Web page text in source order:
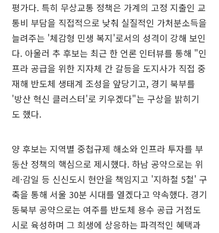
평가다. 특히 무상교통 정책은 가계의 고정 지출인 교
통비 부담을 직접적으로 낮춰 실질적인 가처분소득을
늘려주는 '체감형 민생 복지'로서의 성격이 강해 보인
다. 아울러 추 후보는 최근 한 언론 인터뷰를 통해 "인
프라 공급을 위한 지자체 간 갈등을 도지사가 직접 중
재해 반도체 생태계 조성을 앞당기고, 경기 북부를
'방산 혁신 클러스터'로 키우겠다"는 구상을 밝히기
도 했다.
양 후보는 지역별 중첩규제 해소와 인프라 투자를 부
동산 정책의 핵심으로 제시했다. 하남 공약으로는 위
례·감일 등 신신도시 현안을 책임지고 '지하철 5철' 구
축을 통해 서울 30분 시대를 열겠다고 약속했다. 경기
동북부 공약으로는 여주를 반도체 용수 공급 거점도
시로 육성하며 그 희생에 상응하는 파격적인 혜택과